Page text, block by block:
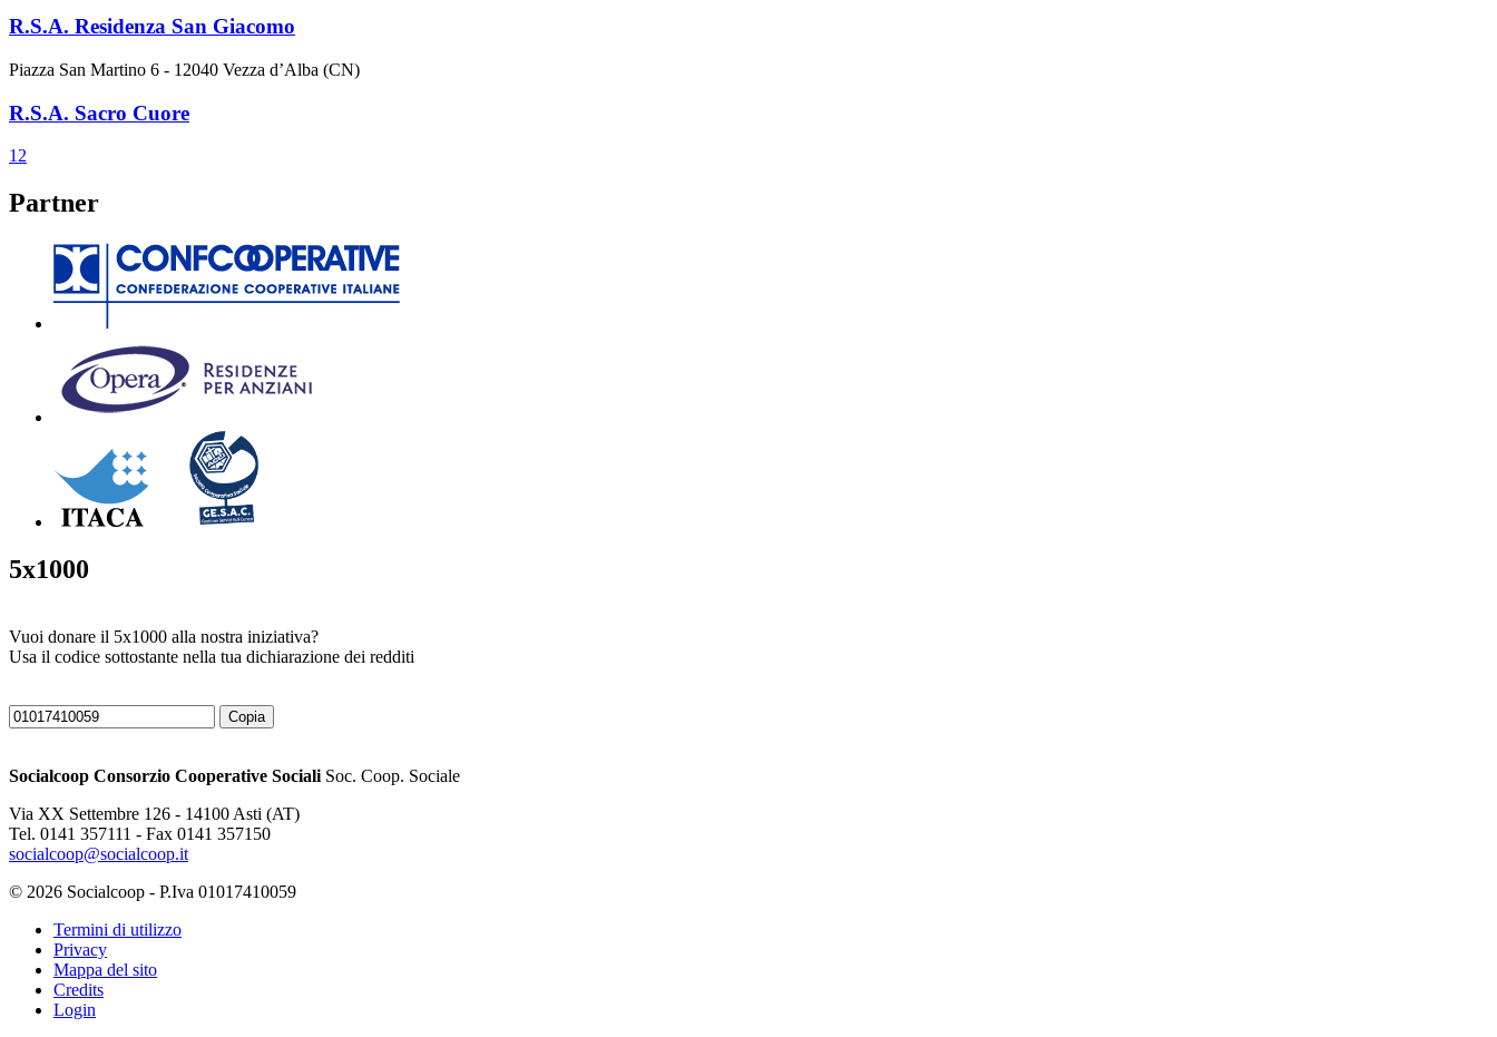
R.S.A. Residenza San Giacomo
Piazza San Martino 6 - 12040 Vezza d’Alba (CN)
R.S.A. Sacro Cuore
12
Partner
5x1000
Vuoi donare il 5x1000 alla nostra iniziativa?
Usa il codice sottostante nella tua dichiarazione dei redditi
Copia
Socialcoop Consorzio Cooperative Sociali Soc. Coop. Sociale
Via XX Settembre 126 - 14100 Asti (AT)
Tel. 0141 357111 - Fax 0141 357150
socialcoop@socialcoop.it
© 2026 Socialcoop - P.Iva 01017410059
Termini di utilizzo
Privacy
Mappa del sito
Credits
Login